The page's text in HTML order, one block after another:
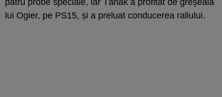
lui Ogier, pe PS15, și a preluat conducerea raliului.